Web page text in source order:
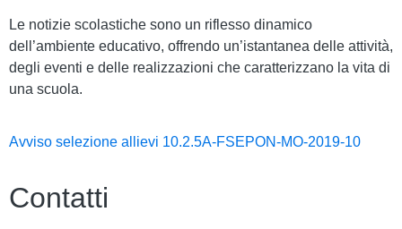
Le notizie scolastiche sono un riflesso dinamico
dell’ambiente educativo, offrendo un’istantanea delle attività,
degli eventi e delle realizzazioni che caratterizzano la vita di
una scuola.
Avviso selezione allievi 10.2.5A-FSEPON-MO-2019-10
Contatti